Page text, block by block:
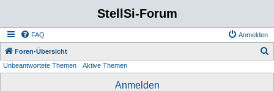
StellSi-Forum
FAQ Anmelden
Foren-Übersicht
Unbeantwortete Themen Aktive Themen
Anmelden